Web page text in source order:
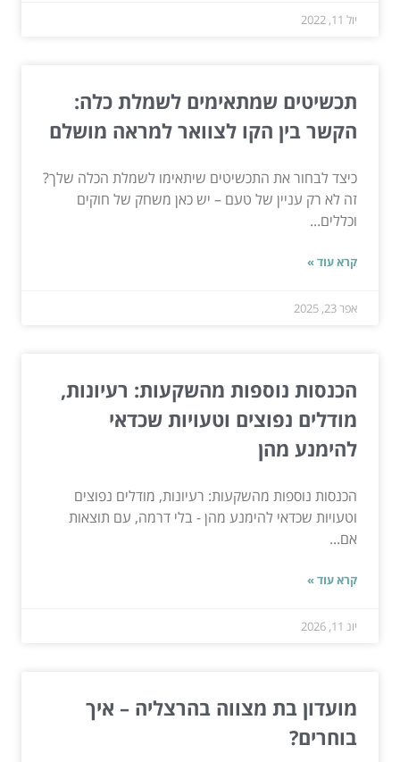
יול 11, 2022
תכשיטים שמתאימים לשמלת כלה:
הקשר בין הקו לצוואר למראה מושלם
כיצד לבחור את התכשיטים שיתאימו לשמלת הכלה שלך?
זה לא רק עניין של טעם – יש כאן משחק של חוקים
וכללים...
קרא עוד »
אפר 23, 2025
הכנסות נוספות מהשקעות: רעיונות,
מודלים נפוצים וטעויות שכדאי
להימנע מהן
הכנסות נוספות מהשקעות: רעיונות, מודלים נפוצים
וטעויות שכדאי להימנע מהן - בלי דרמה, עם תוצאות
אם...
קרא עוד »
יונ 11, 2026
מועדון בת מצווה בהרצליה – איך
בוחרים?